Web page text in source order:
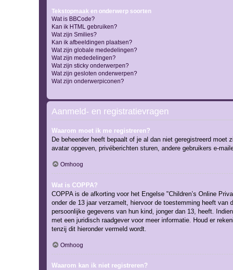
Tekstopmaak en onderwerp soorten
Wat is BBCode?
Kan ik HTML gebruiken?
Wat zijn Smilies?
Kan ik afbeeldingen plaatsen?
Wat zijn globale mededelingen?
Wat zijn mededelingen?
Wat zijn sticky onderwerpen?
Wat zijn gesloten onderwerpen?
Wat zijn onderwerpiconen?
Aanmeld- en registratievragen
Waarom moet ik me registreren?
De beheerder heeft bepaalt of je al dan niet geregistreerd
avatar opgeven, privéberichten sturen, andere gebruikers e-
Omhoog
Wat is COPPA?
COPPA is de afkorting voor het Engelse "Children’s Online
onder de 13 jaar verzamelt, hiervoor de toestemming heeft
persoonlijke gegevens van hun kind, jonger dan 13, heeft.
met een juridisch raadgever voor meer informatie. Houd er
tenzij dit hieronder vermeld wordt.
Omhoog
Waarom kan ik niet registreren?